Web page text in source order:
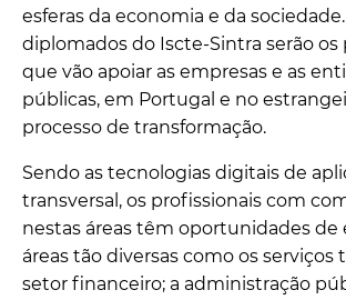
esferas da economia e da
diplomados do Iscte-Sintra serão os
que vão apoiar as empresas e as
públicas, em Portugal e no
processo de transformação.
Sendo as tecnologias digitais de
transversal, os profissionais com
nestas áreas têm oportunidades
áreas tão diversas como os serviços
setor financeiro; a administração